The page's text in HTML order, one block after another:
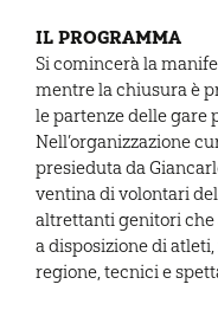
IL PROGRAMMA
Si comincerà la
mentre la chiusura è
le partenze delle gare
Nell’organizzazione
presieduta da
ventina di volontari
altrettanti genitori
a disposizione di
regione, tecnici e